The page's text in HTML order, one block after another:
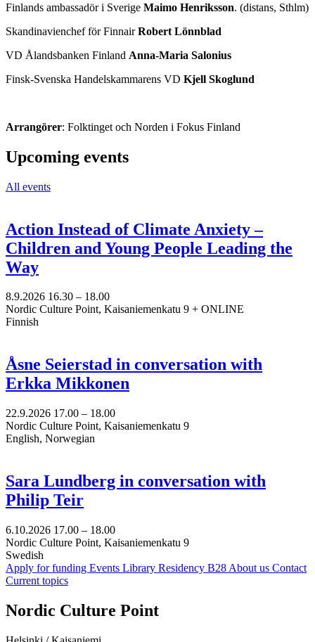
Finlands ambassadör i Sverige Maimo Henriksson. (distans, Sthlm)
Skandinavienchef för FinnairRobert Lönnblad
VD Ålandsbanken Finland Anna-Maria Salonius
Finsk-Svenska Handelskammarens VD Kjell Skoglund
Arrangörer: Folktinget och Norden i Fokus Finland
Upcoming events
All events
Action Instead of Climate Anxiety –
Children and Young People Leading the
Way
8.9.2026 16.30 – 18.00
Nordic Culture Point, Kaisaniemenkatu 9 + ONLINE
Finnish
Åsne Seierstad in conversation with
Erkka Mikkonen
22.9.2026 17.00 – 18.00
Nordic Culture Point, Kaisaniemenkatu 9
English, Norwegian
Sara Lundberg in conversation with
Philip Teir
6.10.2026 17.00 – 18.00
Nordic Culture Point, Kaisaniemenkatu 9
Swedish
Apply for funding Events Library Residency B28 About us Contact
Current topics
Facebook:
Opens
Instagram:
Opens
TikTop:
Opens
Youtube:
Opens
Vimeo:
Opens
Nordic Culture Point